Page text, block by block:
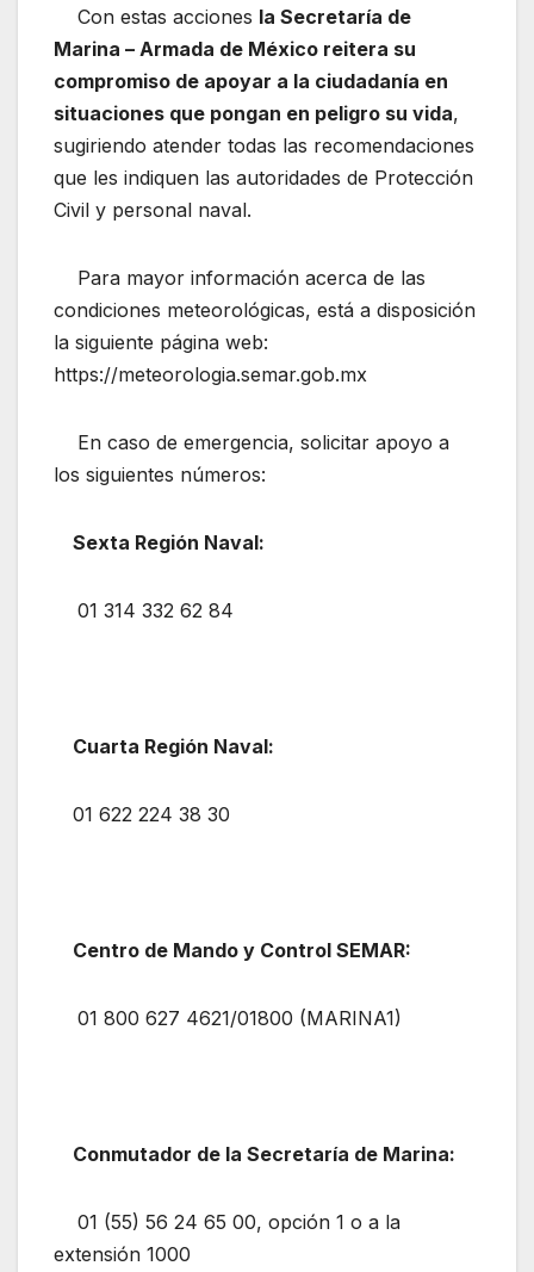
Con estas acciones la Secretaría de
Marina – Armada de México reitera su
compromiso de apoyar a la ciudadanía en
situaciones que pongan en peligro su vida,
sugiriendo atender todas las recomendaciones
que les indiquen las autoridades de Protección
Civil y personal naval.
Para mayor información acerca de las
condiciones meteorológicas, está a disposición
la siguiente página web:
https://meteorologia.semar.gob.mx
En caso de emergencia, solicitar apoyo a
los siguientes números:
Sexta Región Naval:
01 314 332 62 84
Cuarta Región Naval:
01 622 224 38 30
Centro de Mando y Control SEMAR:
01 800 627 4621/01800 (MARINA1)
Conmutador de la Secretaría de Marina:
01 (55) 56 24 65 00, opción 1 o a la
extensión 1000